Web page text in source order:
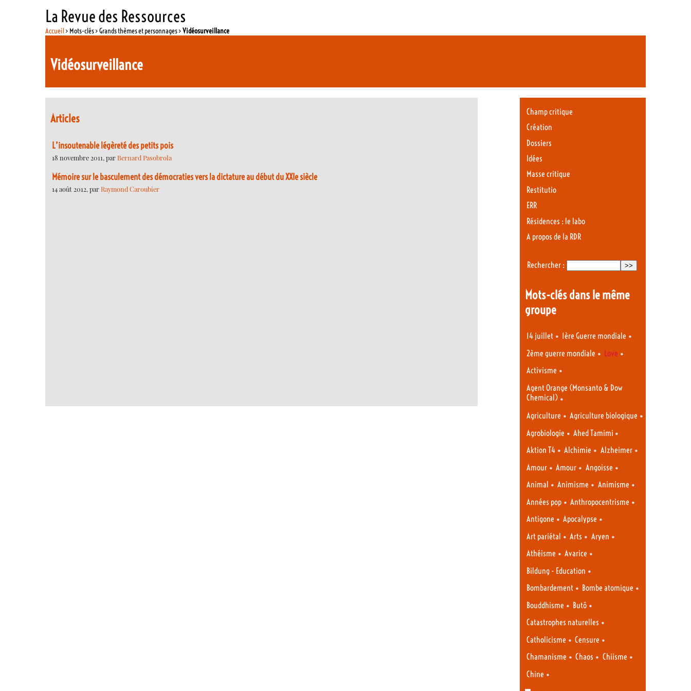
La Revue des Ressources
Accueil> Mots-clés > Grands thèmes et personnages >Vidéosurveillance
Vidéosurveillance
Articles
L’insoutenable légèreté des petits pois
18 novembre 2011, parBernard Pasobrola
Mémoire sur le basculement des démocraties vers la dictature au début du XXIe siècle
14 août 2012, parRaymond Caroubier
Champ critique
Création
Dossiers
Idées
Masse critique
Restitutio
ERR
Résidences : le labo
A propos de la RDR
Rechercher :
Mots-clés dans le même
groupe
14 juillet • 1ère Guerre mondiale •
2ème guerre mondiale • Love •
Activisme •
Agent Orange (Monsanto & Dow
Chemical) •
Agriculture • Agriculture biologique •
Agrobiologie • Ahed Tamimi •
Aktion T4 • Alchimie • Alzheimer•
Amour • Amour • Angoisse •
Animal • Animisme • Animisme •
Années pop • Anthropocentrisme •
Antigone • Apocalypse •
Art pariétal • Arts • Aryen •
Athéisme • Avarice •
Bildung - Education •
Bombardement • Bombe atomique •
Bouddhisme • Butô •
Catastrophes naturelles •
Catholicisme • Censure •
Chamanisme • Chaos • Chiisme •
Chine •